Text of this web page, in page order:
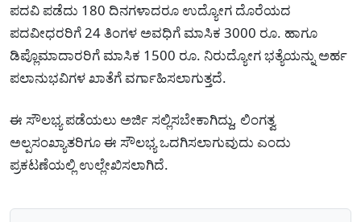
ಪದವಿ ಪಡೆದು 180 ದಿನಗಳಾದರೂ ಉದ್ಯೋಗ ದೊರೆಯದ
ಪದವೀಧರರಿಗೆ 24 ತಿಂಗಳ ಅವಧಿಗೆ ಮಾಸಿಕ 3000 ರೂ. ಹಾಗೂ
ಡಿಪ್ಲೊಮಾದಾರರಿಗೆ ಮಾಸಿಕ 1500 ರೂ. ನಿರುದ್ಯೋಗ ಭತ್ಯೆಯನ್ನು ಅರ್ಹ
ಪಲಾನುಭವಿಗಳ ಖಾತೆಗೆ ವರ್ಗಾಹಿಸಲಾಗುತ್ತದೆ.
ಈ ಸೌಲಭ್ಯ ಪಡೆಯಲು ಅರ್ಜಿ ಸಲ್ಲಿಸಬೇಕಾಗಿದ್ದು, ಲಿಂಗತ್ವ
ಅಲ್ಪಸಂಖ್ಯಾತರಿಗೂ ಈ ಸೌಲಭ್ಯ ಒದಗಿಸಲಾಗುವುದು ಎಂದು
ಪ್ರಕಟಣೆಯಲ್ಲಿ ಉಲ್ಲೇಖಿಸಲಾಗಿದೆ.